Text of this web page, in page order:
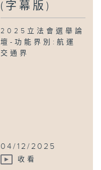
(字幕版)
2025立法會選舉論
壇-功能界別:航運
交通界
04/12/2025
收看